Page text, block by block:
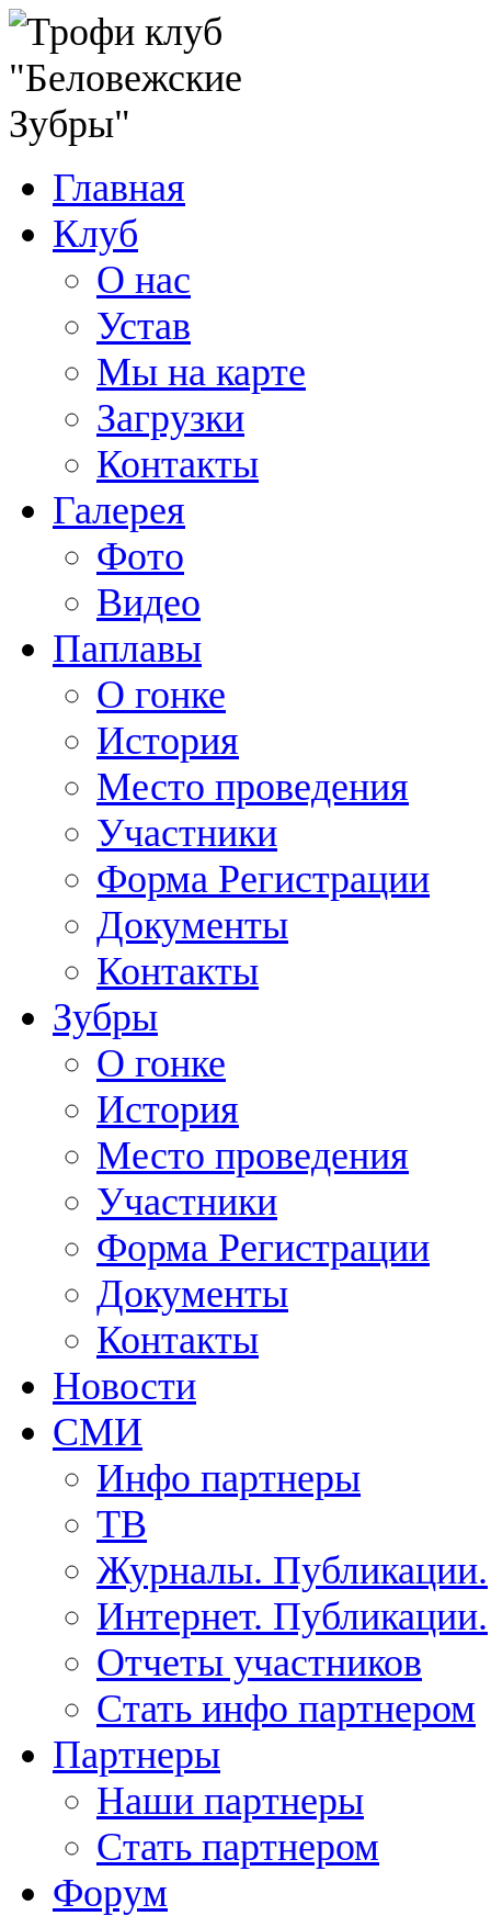
Главная
Клуб
О нас
Устав
Мы на карте
Загрузки
Контакты
Галерея
Фото
Видео
Паплавы
О гонке
История
Место проведения
Участники
Форма Регистрации
Документы
Контакты
Зубры
О гонке
История
Место проведения
Участники
Форма Регистрации
Документы
Контакты
Новости
СМИ
Инфо партнеры
ТВ
Журналы. Публикации.
Интернет. Публикации.
Отчеты участников
Стать инфо партнером
Партнеры
Наши партнеры
Стать партнером
Форум